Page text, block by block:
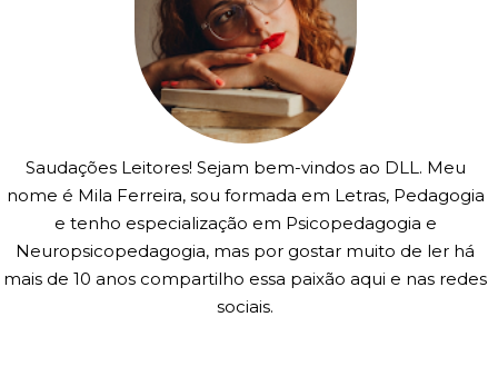
Saudações Leitores! Sejam bem-vindos ao DLL. Meu
nome é Mila Ferreira, sou formada em Letras, Pedagogia
e tenho especialização em Psicopedagogia e
Neuropsicopedagogia, mas por gostar muito de ler há
mais de 10 anos compartilho essa paixão aqui e nas redes
sociais.